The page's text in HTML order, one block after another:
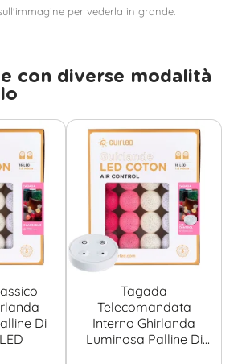
per vederla in grande.
con diverse modalità
Di
Tagada
Telecomandata
Interno Ghirlanda
Luminosa Palline Di